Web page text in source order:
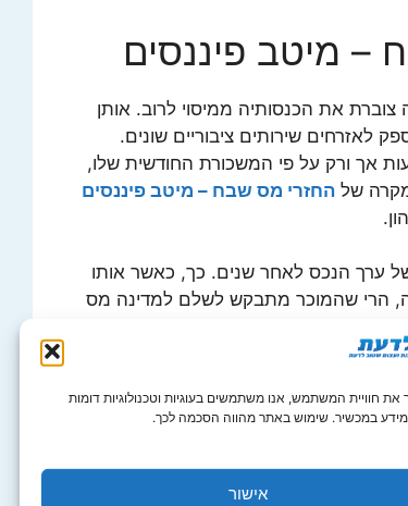
את חוויית המשתמש, אנו משתמשים בעוגיות וטכנולוגיות דומות
במכשיר. שימוש באתר מהווה הסכמה לכך.
אישור
– מיטב פיננסים
את הכנסותיה ממיסוי לרוב. אותן
לאזרחים שירותים ציבוריים שונים.
אך ורק על פי המשכורת החודשית שלו,
של החזרי מס שבח – מיטב פיננסים
ערך הנכס לאחר שנים. כך, כאשר אותו
הרי שהמוכר מתבקש לשלם למדינה מס
על תשלומי מס עודפים, זאת במטרה
אותו הוא חייב. כך, במקרים בהם
ישלם מס הכנסה על העובד בסכומים
מס מסודר. אותו הדבר נכון גם לגבי